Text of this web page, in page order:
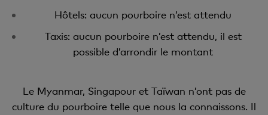
Hôtels: aucun pourboire n’est attendu
Taxis: aucun pourboire n’est attendu, il est
possible d’arrondir le montant
Le Myanmar, Singapour et Taïwan n’ont pas de
culture du pourboire telle que nous la connaissons. Il